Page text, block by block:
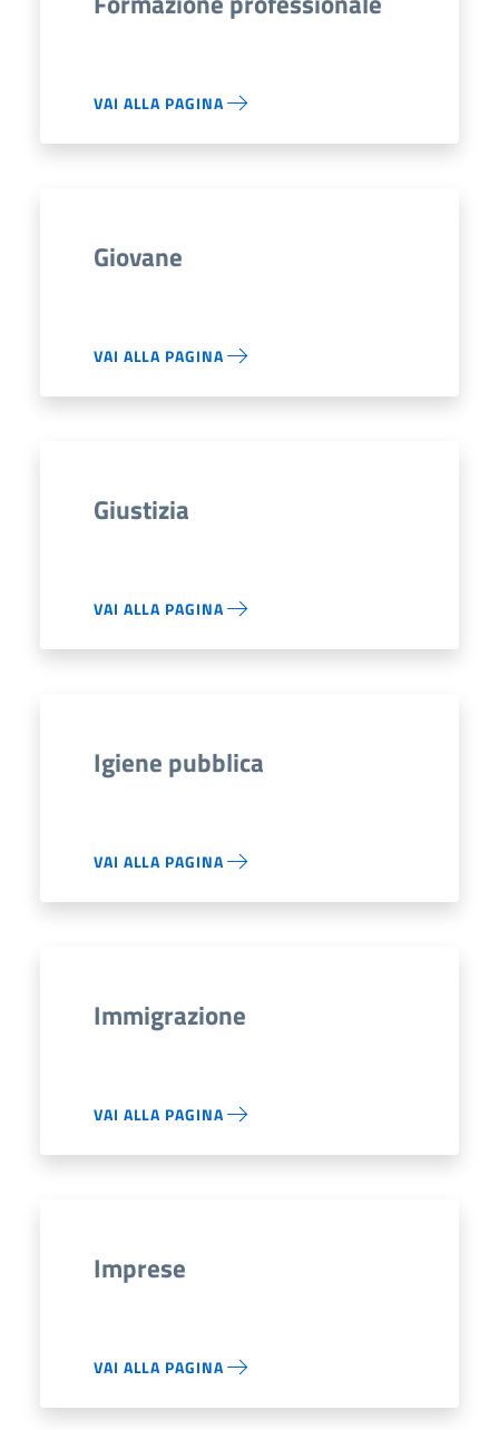
VAI ALLA PAGINA
Giovane
VAI ALLA PAGINA
Giustizia
VAI ALLA PAGINA
Igiene pubblica
VAI ALLA PAGINA
Immigrazione
VAI ALLA PAGINA
Imprese
VAI ALLA PAGINA